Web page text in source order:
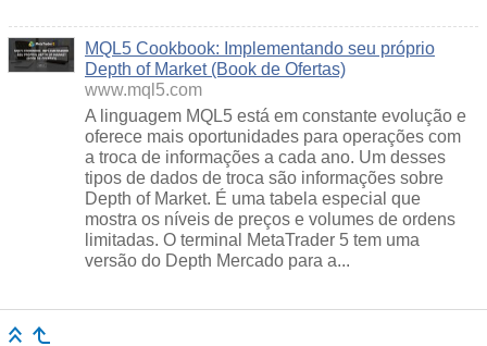
MQL5 Cookbook: Implementando seu próprio
Depth of Market (Book de Ofertas)
www.mql5.com
A linguagem MQL5 está em constante evolução e
oferece mais oportunidades para operações com
a troca de informações a cada ano. Um desses
tipos de dados de troca são informações sobre
Depth of Market. É uma tabela especial que
mostra os níveis de preços e volumes de ordens
limitadas. O terminal MetaTrader 5 tem uma
versão do Depth Mercado para a...